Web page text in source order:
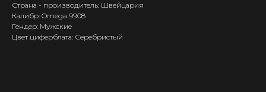
Страна - производитель: Швейцария
Калибр: Omega 9908
Гендер: Мужские
Цвет циферблата: Серебристый